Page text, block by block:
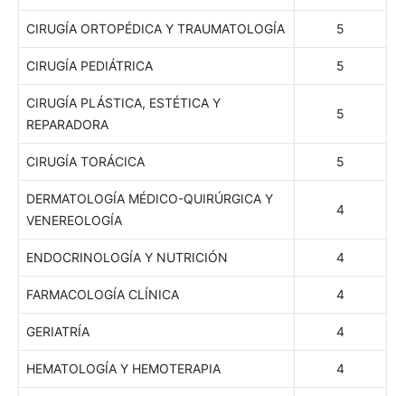
CIRUGÍA ORTOPÉDICA Y TRAUMATOLOGÍA 5
CIRUGÍA PEDIÁTRICA 5
CIRUGÍA PLÁSTICA, ESTÉTICA Y
REPARADORA
5
CIRUGÍA TORÁCICA 5
DERMATOLOGÍA MÉDICO-QUIRÚRGICA Y
VENEREOLOGÍA
4
ENDOCRINOLOGÍA Y NUTRICIÓN 4
FARMACOLOGÍA CLÍNICA 4
GERIATRÍA 4
HEMATOLOGÍA Y HEMOTERAPIA 4